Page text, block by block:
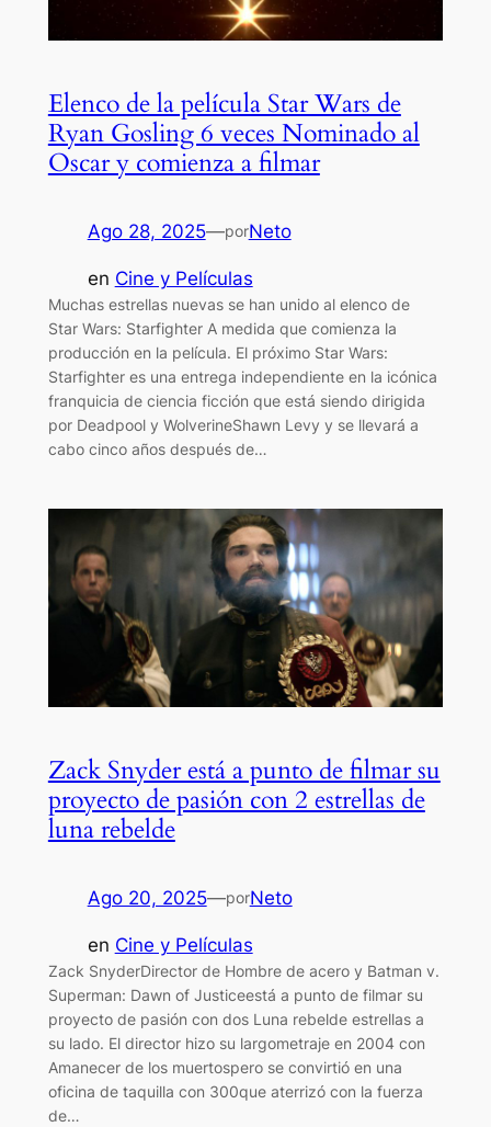
Elenco de la película Star Wars de
Ryan Gosling 6 veces Nominado al
Oscar y comienza a filmar
Ago 28, 2025—porNeto
en Cine y Películas
Muchas estrellas nuevas se han unido al elenco de
Star Wars: Starfighter A medida que comienza la
producción en la película. El próximo Star Wars:
Starfighter es una entrega independiente en la icónica
franquicia de ciencia ficción que está siendo dirigida
por Deadpool y WolverineShawn Levy y se llevará a
cabo cinco años después de…
Zack Snyder está a punto de filmar su
proyecto de pasión con 2 estrellas de
luna rebelde
Ago 20, 2025—porNeto
en Cine y Películas
Zack SnyderDirector de Hombre de acero y Batman v.
Superman: Dawn of Justiceestá a punto de filmar su
proyecto de pasión con dos Luna rebelde estrellas a
su lado. El director hizo su largometraje en 2004 con
Amanecer de los muertospero se convirtió en una
oficina de taquilla con 300que aterrizó con la fuerza
de…